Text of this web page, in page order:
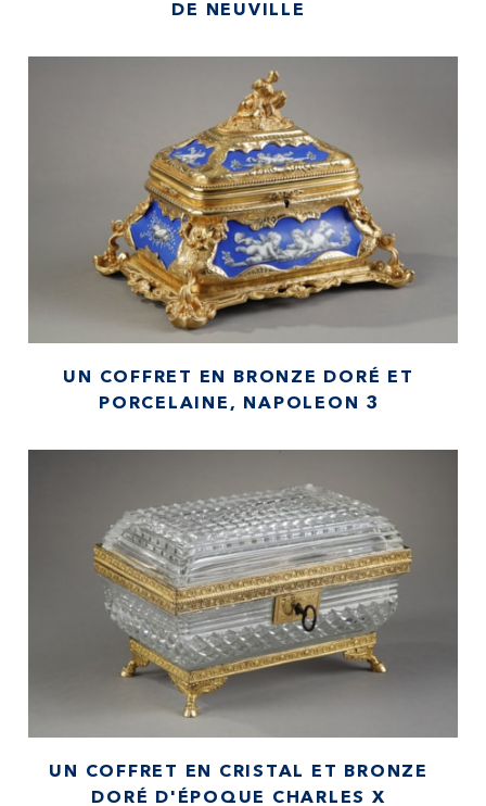
DE NEUVILLE
UN COFFRET EN BRONZE DORÉ ET
PORCELAINE, NAPOLEON 3
UN COFFRET EN CRISTAL ET BRONZE
DORÉ D'ÉPOQUE CHARLES X